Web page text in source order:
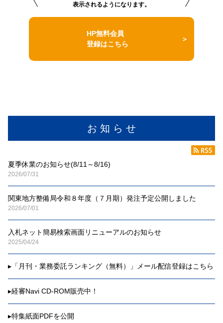
お 知 ら せ
夏季休業のお知らせ(8/11～8/16)
2026/07/31
関東地方整備局令和８年度（７月期）発注予定公開しました
2026/07/01
入札ネット簡易検索画面リニューアルのお知らせ
2025/04/24
▸ 「月刊・業務委託ランキング（無料）」メール配信登録はこちら
▸経審Navi CD-ROM販売中！
▸特集紙面PDFを公開
表示されるようになります。
HP無料会員
登録はこちら